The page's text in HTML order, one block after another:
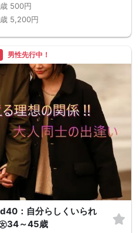
500円
5,200円
男性先行中！
：自分らしくいられ
34～45歳